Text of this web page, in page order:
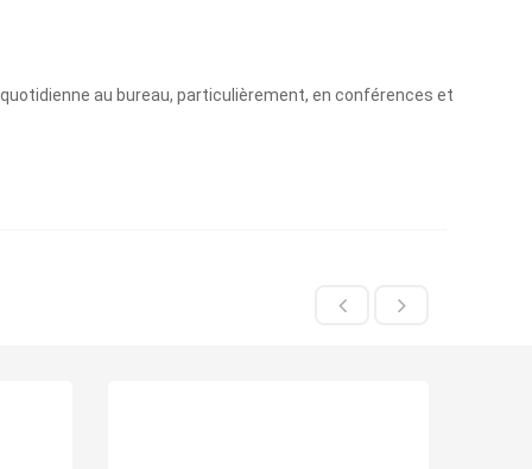
au bureau, particulièrement, en conférences et